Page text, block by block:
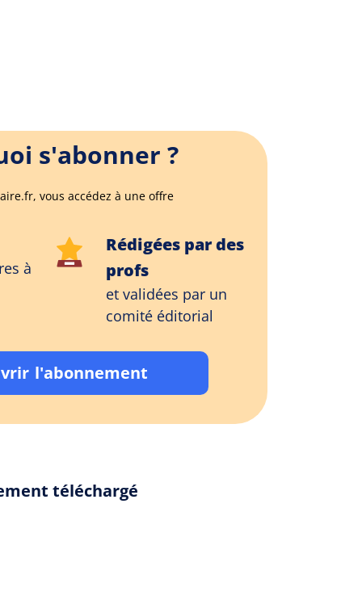
s'abonner ?
vous accédez à une offre
à
Rédigées par des
profs
et validées par un
comité éditorial
l'abonnement
téléchargé